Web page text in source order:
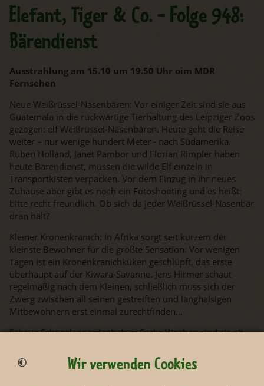
Elefant, Tiger & Co. - Folge 948:
Bärendienst
Ausstrahlung am 15.10 um 19.50 Uhr oim MDR
Fernsehen
Neue Weißrüssel-Nasenbären: Vor einiger Zeit sind sie aus
Guatemala in die rückwärtige Tierhaltung des Leipziger Zoos
gezogen: elf Weißrüssel-Nasenbären. Heute geht die Reise
weiter – nur wenige hundert Meter - nach Südamerika.
Ruben Holland, Janet Pambor und Florian Rimpler haben
heute Bärendienst, müssen die wilde Elf einzeln in
Transportkisten verpacken. Vor dem Einzug in ihr neues
Zuhause aber gibt es noch ein Fotoshooting und es heißt:
bitte recht freundlich. Ob sich da jeder Weißrüssel-Nasenbär
dran hält?
Kleiner Kronenkranich: In Afrika sorgt seit kurzem der
kleinste Bewohner für die größte Sensation: Vor wenigen
Tagen ist ein Kronenkranichküken geschlüpft, das erste
überhaupt auf der Kiwara-Savanne. Jens Hirmer schaut
regelmäßig nach dem Kleinen, schließlich muss sich der
Zwerg zwischen all seinen gestreiften und langhalsigen
Mitbewohnern erst einmal zurechtfinden…
Scheue Schneeleopardenbabys: Sechs Wochen sind sie alt,
Die beiden Schneeleopardenbabys, die bis jetzt nur Mutter
Chandra und die Wurfkiste kennen. Ein aufregender Tag für
Wir verwenden Cookies